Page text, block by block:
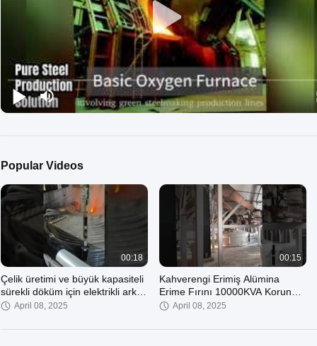
Popular Videos
00:18
Çelik üretimi ve büyük kapasiteli
sürekli döküm için elektrikli ark
fırını EAF
April 08, 2025
00:15
Kahverengi Erimiş Alümina
Erime Fırını 10000KVA Korund
Fırını 380V
April 08, 2025